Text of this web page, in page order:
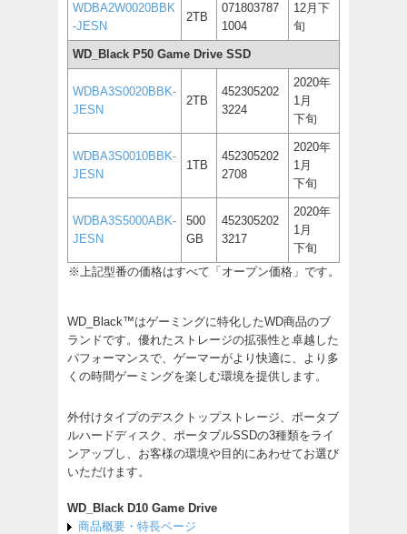
WDBA2W0020BBK
-JESN
2TB
071803787
1004
12月下
旬
WD_Black P50 Game Drive SSD
WDBA3S0020BBK-
JESN
2TB
452305202
3224
2020年
1月
下旬
WDBA3S0010BBK-
JESN
1TB
452305202
2708
2020年
1月
下旬
WDBA3S5000ABK-
JESN
500
GB
452305202
3217
2020年
1月
下旬
※上記型番の価格はすべて「オープン価格」です。
WD_Black™はゲーミングに特化したWD商品のブ
ランドです。優れたストレージの拡張性と卓越した
パフォーマンスで、ゲーマーがより快適に、より多
くの時間ゲーミングを楽しむ環境を提供します。
外付けタイプのデスクトップストレージ、ポータブ
ルハードディスク、ポータブルSSDの3種類をライ
ンアップし、お客様の環境や目的にあわせてお選び
いただけます。
WD_Black D10 Game Drive
商品概要・特長ページ